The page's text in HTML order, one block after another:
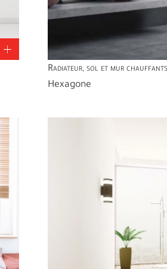
Radiateur, sol et mur chauffants
Hexagone